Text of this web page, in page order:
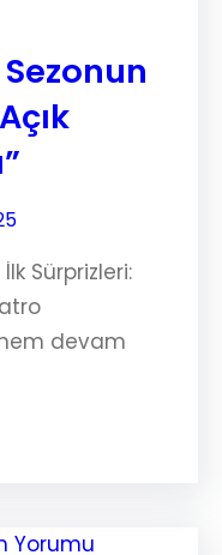
Sürprizleri:
devam